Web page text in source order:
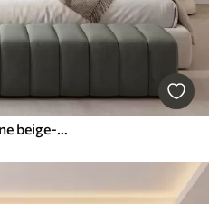
Efterligning af reliefstøbte, fine beige-grønne blade